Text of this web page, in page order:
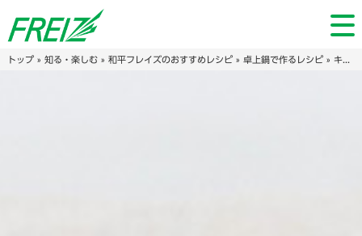
トップ» 知る・楽しむ» 和平フレイズのおすすめレシピ» 卓上鍋で作るレシピ» キャベツまるごと1玉使用！白だしバター鍋